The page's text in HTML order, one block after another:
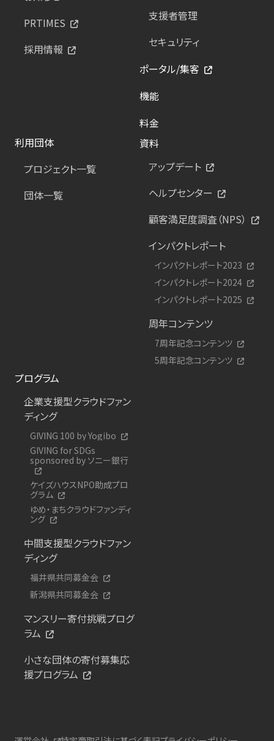
PRTIMES
採用情報
支援者管理
セキュリティ
ポータル/集客
機能
料金
利用団体
プロジェクト一覧
団体一覧
資料
アップデート
ヘルプセンター
顧客満足度調査（NPS）
インパクトレポート
インパクトレポート2023
インパクトレポート2024
インパクトレポート2025
周年コンテンツ
7周年記念コンテンツ
5周年記念コンテンツ
プログラム
企業支援型クラウドファン
ディング
GIVING 100 by Yogibo
GIVING for SDGs
sponsored by ソニー銀行
ケイズハウスNPO助成プロ
グラム
ゆめ・まちクラウドファンディ
ング
中間支援型クラウドファン
ディング
福井県共同募金会
新潟県共同募金会
マンスリー寄付挑戦プログ
ラム
小さな団体の寄付募集応
援プログラム